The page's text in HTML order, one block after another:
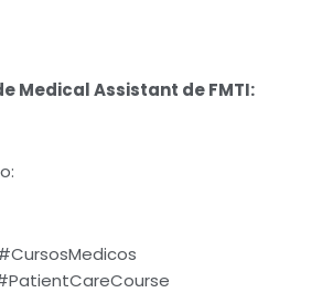
Medical Assistant de FMTI: